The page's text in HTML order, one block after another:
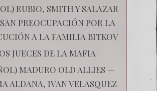
RUBIO, SMITH Y SALAZAR
PREOCUPACIÓN POR LA
A LA FAMILIA BITKOV
JUECES DE LA MAFIA
MADURO OLD ALLIES —
ALDANA, IVAN VELASQUEZ